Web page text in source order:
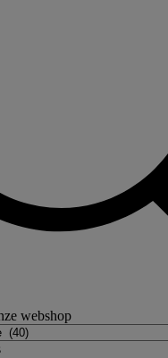
webshop